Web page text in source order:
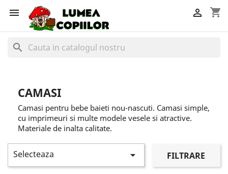
 shopping_cart

search
CAMASI
Camasi pentru bebe baieti nou-nascuti. Camasi simple,
cu imprimeuri si multe modele vesele si atractive.
Materiale de inalta calitate.
Selecteaza  FILTRARE